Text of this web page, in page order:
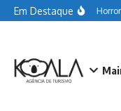
Ir para o conteúdo
Em Destaque
do Halloween Horror